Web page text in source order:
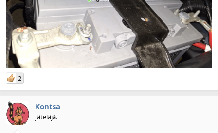
2
Kontsa
Jäteläjä.